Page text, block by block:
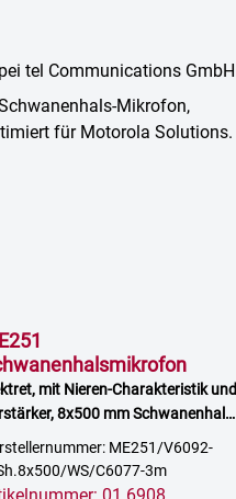
mit Nieren-Charakteristik und
8x500 mm Schwanenhals,
m Kabel mit offenem Ende, inkl.
ME251/V6092-
WS/C6077-3m